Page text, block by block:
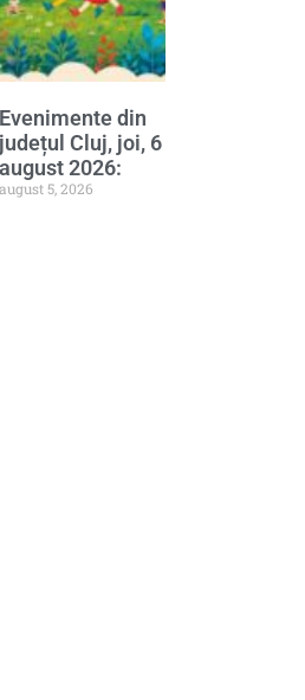
Evenimente din
județul Cluj, joi, 6
august 2026:
august 5, 2026